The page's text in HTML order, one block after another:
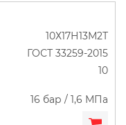
10Х17Н13М2Т
ГОСТ 33259-2015
10
16 бар / 1,6 МПа